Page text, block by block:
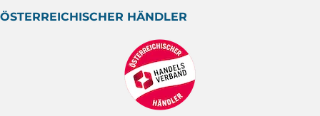
ÖSTERREICHISCHER HÄNDLER